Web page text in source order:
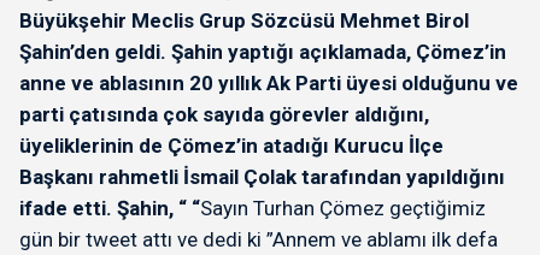
Büyükşehir Meclis Grup Sözcüsü Mehmet Birol
Şahin’den geldi. Şahin yaptığı açıklamada, Çömez’in
anne ve ablasının 20 yıllık Ak Parti üyesi olduğunu ve
parti çatısında çok sayıda görevler aldığını,
üyeliklerinin de Çömez’in atadığı Kurucu İlçe
Başkanı rahmetli İsmail Çolak tarafından yapıldığını
ifade etti. Şahin, “ “Sayın Turhan Çömez geçtiğimiz
gün bir tweet attı ve dedi ki ”Annem ve ablamı ilk defa